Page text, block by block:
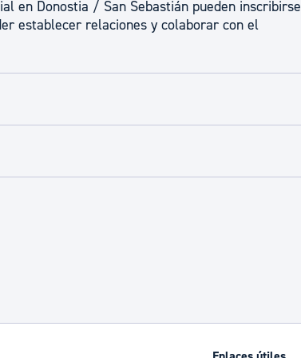
en Donostia / San Sebastián pueden inscribirse
establecer relaciones y colaborar con el